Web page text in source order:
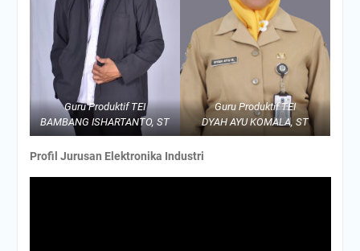
Guru Produktif TEI
BAMBANG ISHARTANTO, ST
Guru Produktif TEI
DYAH AYU KOMALA, ST
Profil Jurusan Elektronika Industri